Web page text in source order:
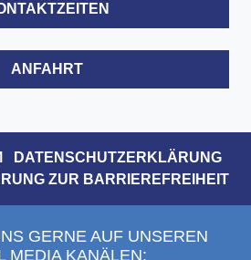
ANFAHRT
DATENSCHUTZERKLÄRUNG
ZUR BARRIEREFREIHEIT
GERNE AUF UNSEREN
MEDIA KANÄLEN: